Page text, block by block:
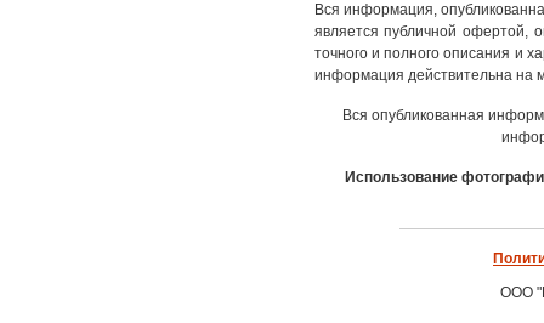
Вся информация,
является публичной офертой,
точного и полного описания и
информация действительна на
Вся опубликованная
Использование
ООО